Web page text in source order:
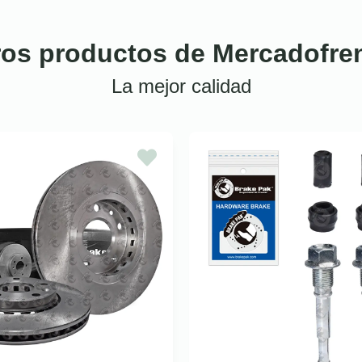
productos de
La mejor calidad